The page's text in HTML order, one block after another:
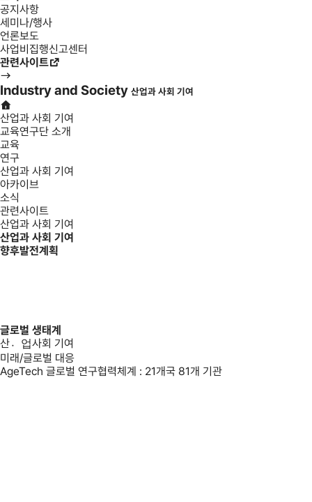
공지사항
세미나/행사
언론보도
사업비집행신고센터
관련사이트
Industry and Society 산업과 사회 기여
산업과 사회 기여
교육연구단 소개
교육
연구
산업과 사회 기여
아카이브
소식
관련사이트
산업과 사회 기여
산업과 사회 기여
향후발전계획
글로벌 생태계
산업〮사회 기여
미래/글로벌 대응
AgeTech 글로벌 연구협력체계 : 21개국 81개 기관